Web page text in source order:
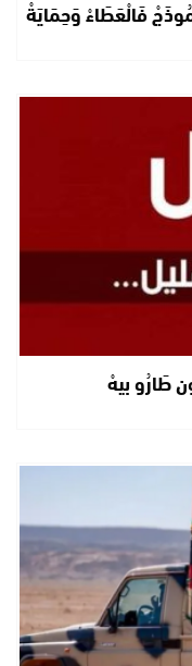
فَالْعَطَاءْ وَحِمَايَةْ
طَارُو بيهْ